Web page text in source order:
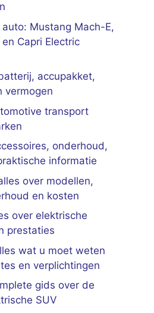
Mustang Mach-E,
Capri Electric
accupakket,
vermogen
transport
onderhoud,
informatie
over modellen,
en kosten
over elektrische
prestaties
wat u moet weten
en verplichtingen
gids over de
SUV